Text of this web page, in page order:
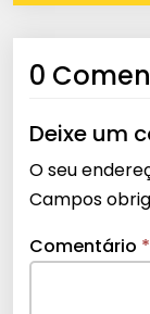
0
Deixe um
O seu
Campos
Comentário *